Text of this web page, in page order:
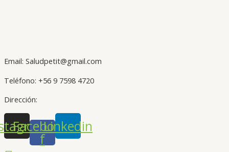
Email: Saludpetit@gmail.com
Teléfono: +56 9 7598 4720
Dirección:
Facebook-
f
Linkedin